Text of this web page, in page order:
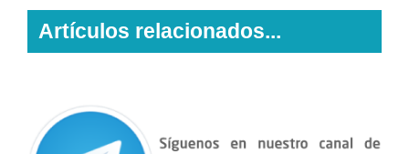
Artículos relacionados...